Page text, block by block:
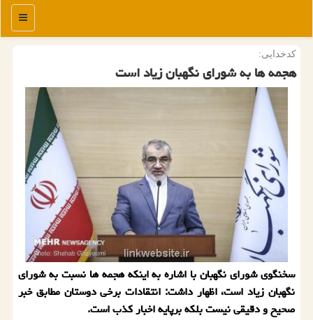
منو
كدخدایی:
هجمه ها به شورای نگهبان زیاد است
سخنگوی شورای نگهبان با اشاره به اینكه هجمه ها نسبت به شورای
نگهبان زیاد است، اظهار داشت: انتقادات برخی دوستان مطابق خبر
صحیح و دقیقی نیست بلكه برپایه اخبار كذب است.